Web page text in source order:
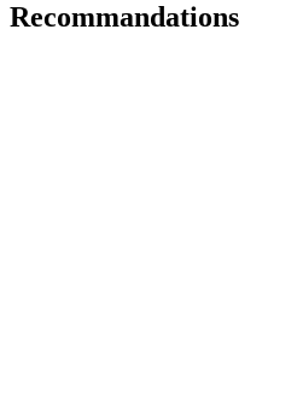
Recommandations